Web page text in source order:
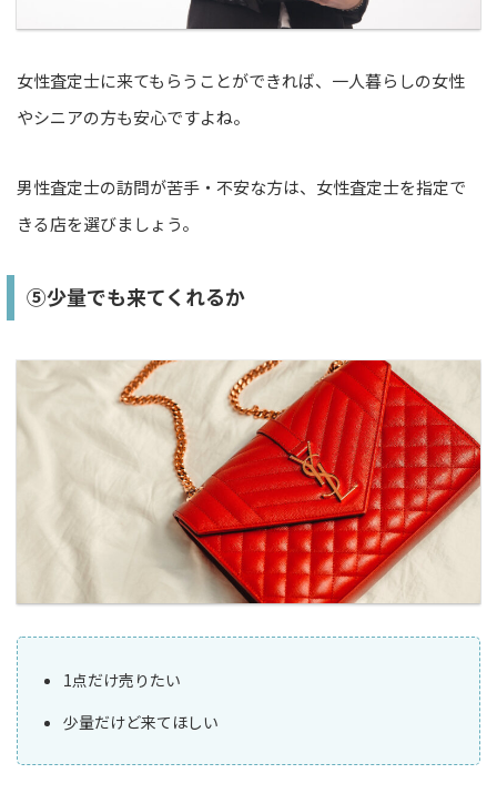
女性査定士に来てもらうことができれば、一人暮らしの女性
やシニアの方も安心ですよね。
男性査定士の訪問が苦手・不安な方は、女性査定士を指定で
きる店を選びましょう。
⑤少量でも来てくれるか
1点だけ売りたい
少量だけど来てほしい